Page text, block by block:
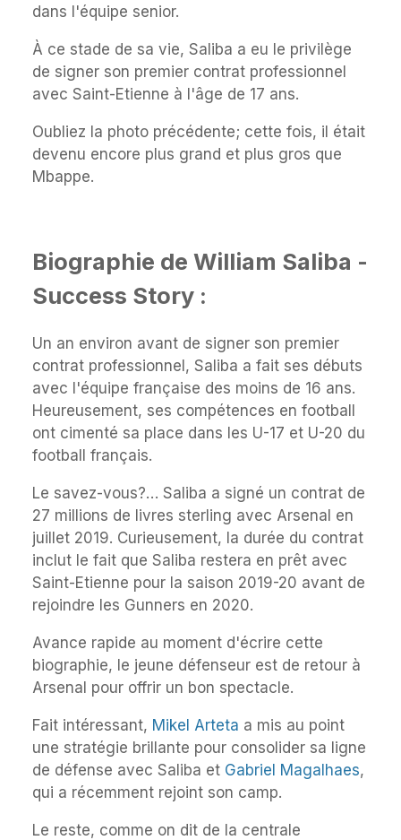
dans l'équipe senior.
À ce stade de sa vie, Saliba a eu le privilège
de signer son premier contrat professionnel
avec Saint-Etienne à l'âge de 17 ans.
Oubliez la photo précédente; cette fois, il était
devenu encore plus grand et plus gros que
Mbappe.
Biographie de William Saliba -
Success Story :
Un an environ avant de signer son premier
contrat professionnel, Saliba a fait ses débuts
avec l'équipe française des moins de 16 ans.
Heureusement, ses compétences en football
ont cimenté sa place dans les U-17 et U-20 du
football français.
Le savez-vous?… Saliba a signé un contrat de
27 millions de livres sterling avec Arsenal en
juillet 2019. Curieusement, la durée du contrat
inclut le fait que Saliba restera en prêt avec
Saint-Etienne pour la saison 2019-20 avant de
rejoindre les Gunners en 2020.
Avance rapide au moment d'écrire cette
biographie, le jeune défenseur est de retour à
Arsenal pour offrir un bon spectacle.
Fait intéressant, Mikel Arteta a mis au point
une stratégie brillante pour consolider sa ligne
de défense avec Saliba et Gabriel Magalhaes,
qui a récemment rejoint son camp.
Le reste, comme on dit de la centrale